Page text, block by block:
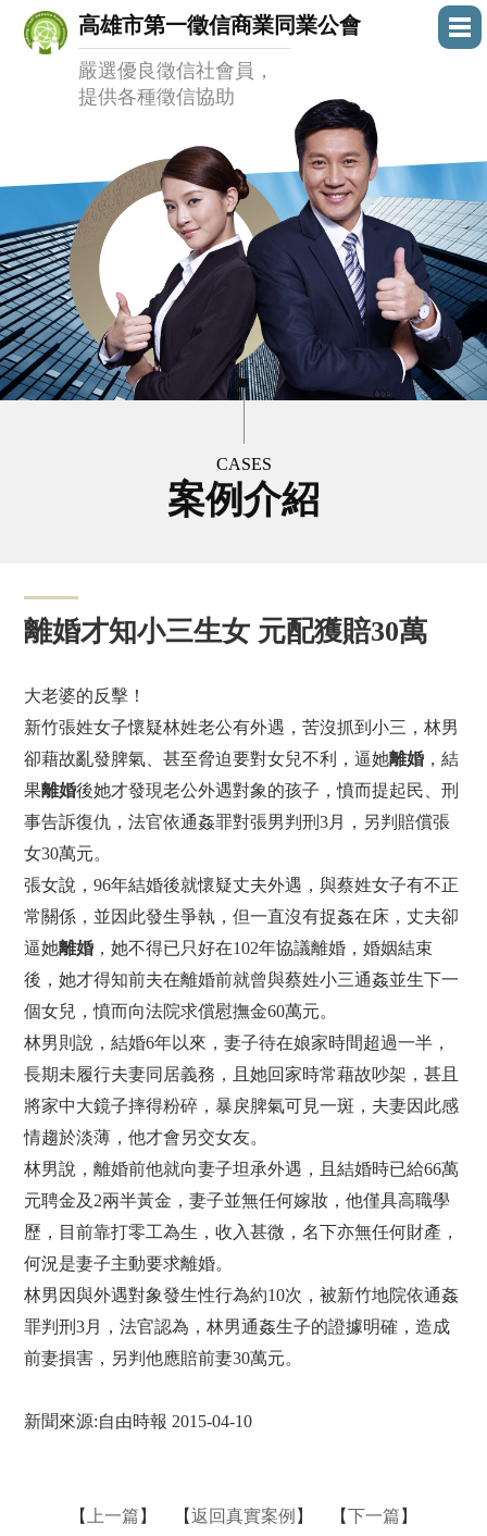
高雄市第一徵信商業同業公會
嚴選優良徵信社會員，
提供各種徵信協助
CASES
案例介紹
離婚才知小三生女 元配獲賠30萬
大老婆的反擊！
新竹張姓女子懷疑林姓老公有外遇，苦沒抓到小三，林男
卻藉故亂發脾氣、甚至脅迫要對女兒不利，逼她離婚 ，結
果離婚後她才發現老公外遇對象的孩子，憤而提起民、刑
事告訴復仇，法官依通姦罪對張男判刑3月，另判賠償張
女30萬元。
張女說，96年結婚後就懷疑丈夫外遇，與蔡姓女子有不正
常關係，並因此發生爭執，但一直沒有捉姦在床，丈夫卻
逼她離婚 ，她不得已只好在102年協議離婚，婚姻結束
後，她才得知前夫在離婚前就曾與蔡姓小三通姦並生下一
個女兒，憤而向法院求償慰撫金60萬元。
林男則說，結婚6年以來，妻子待在娘家時間超過一半，
長期未履行夫妻同居義務，且她回家時常藉故吵架，甚且
將家中大鏡子摔得粉碎，暴戾脾氣可見一斑，夫妻因此感
情趨於淡薄，他才會另交女友。
林男說，離婚前他就向妻子坦承外遇，且結婚時已給66萬
元聘金及2兩半黃金，妻子並無任何嫁妝，他僅具高職學
歷，目前靠打零工為生，收入甚微，名下亦無任何財產，
何況是妻子主動要求離婚。
林男因與外遇對象發生性行為約10次，被新竹地院依通姦
罪判刑3月，法官認為，林男通姦生子的證據明確，造成
前妻損害，另判他應賠前妻30萬元。
新聞來源:自由時報 2015-04-10
【 上一篇 】 【返回真實案例 】 【下一篇 】